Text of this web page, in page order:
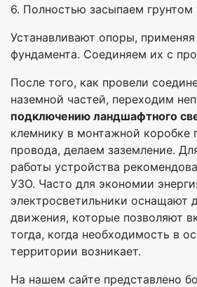
6. Полностью засыпаем
Устанавливают опоры,
фундамента. Соединяем их с
После того, как провели
наземной частей, переходим
подключению ландшафтного
клемнику в монтажной коробке
провода, делаем заземление.
работы устройства
УЗО. Часто для экономии
электросветильники оснащают
движения, которые позволяют
тогда, когда необходимость в
территории возникает.
На нашем сайте представлено